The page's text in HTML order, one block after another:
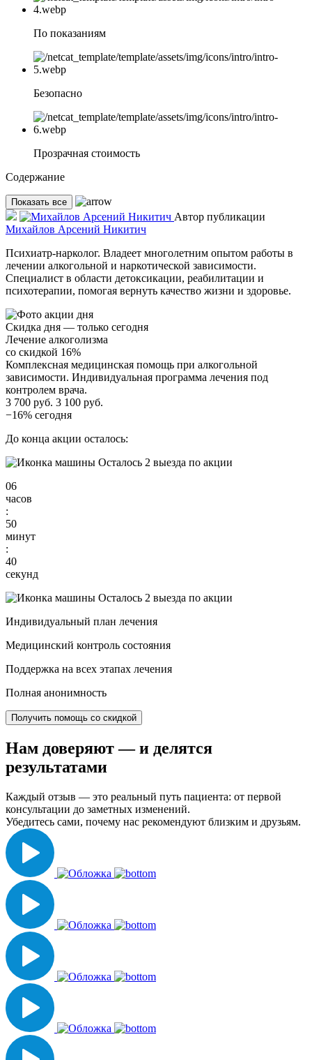
По показаниям
Безопасно
Прозрачная стоимость
Содержание
Показать все
Автор публикации
Михайлов Арсений Никитич
Психиатр-нарколог. Владеет многолетним опытом работы в
лечении алкогольной и наркотической зависимости.
Специалист в области детоксикации, реабилитации и
психотерапии, помогая вернуть качество жизни и здоровье.
Скидка дня — только сегодня
Лечение алкоголизма
со скидкой 16%
Комплексная медицинская помощь при алкогольной
зависимости. Индивидуальная программа лечения под
контролем врача.
3 700 руб. 3 100 руб.
−16% сегодня
До конца акции осталось:
Осталось 2 выезда по акции
06
часов
:
50
минут
:
39
секунд
Осталось 2 выезда по акции
Индивидуальный план лечения
Медицинский контроль состояния
Поддержка на всех этапах лечения
Полная анонимность
Получить помощь со скидкой
Нам доверяют— и делятся
результатами
Каждый отзыв — это реальный путь пациента: от первой
консультации до заметных изменений.
Убедитесь сами, почему нас рекомендуют близким и друзьям.